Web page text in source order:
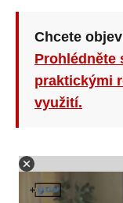
Chcete
Prohlédněte
praktickými
využití.